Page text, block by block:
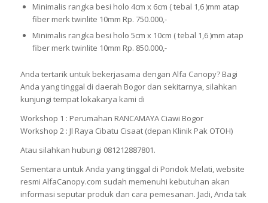
Minimalis rangka besi holo 4cm x 6cm ( tebal 1,6 )mm atap
fiber merk twinlite 10mm Rp. 750.000,-
Minimalis rangka besi holo 5cm x 10cm ( tebal 1,6 )mm atap
fiber merk twinlite 10mm Rp. 850.000,-
Anda tertarik untuk bekerjasama dengan Alfa Canopy? Bagi
Anda yang tinggal di daerah Bogor dan sekitarnya, silahkan
kunjungi tempat lokakarya kami di
Workshop 1 : Perumahan RANCAMAYA Ciawi Bogor
Workshop 2 : Jl Raya Cibatu Cisaat (depan Klinik Pak OTOH)
Atau silahkan hubungi 081212887801.
Sementara untuk Anda yang tinggal di Pondok Melati, website
resmi AlfaCanopy.com sudah memenuhi kebutuhan akan
informasi seputar produk dan cara pemesanan. Jadi, Anda tak